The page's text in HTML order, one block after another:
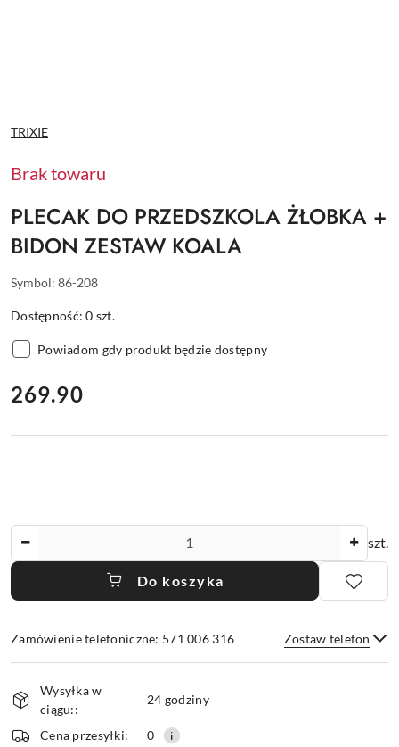
NAZWA
PRODUCENTA:
TRIXIE
Brak towaru
PLECAK DO PRZEDSZKOLA ŻŁOBKA +
BIDON ZESTAW KOALA
Symbol: 86-208
Dostępność:0 szt.
Powiadom gdy produkt będzie dostępny
cena:
269.90
szt.
Do koszyka
Zamówienie telefoniczne: 571 006 316 Zostaw telefon
Dostępność
i
dostawa
Wysyłka w
ciągu::
24 godziny
Cena przesyłki: 0